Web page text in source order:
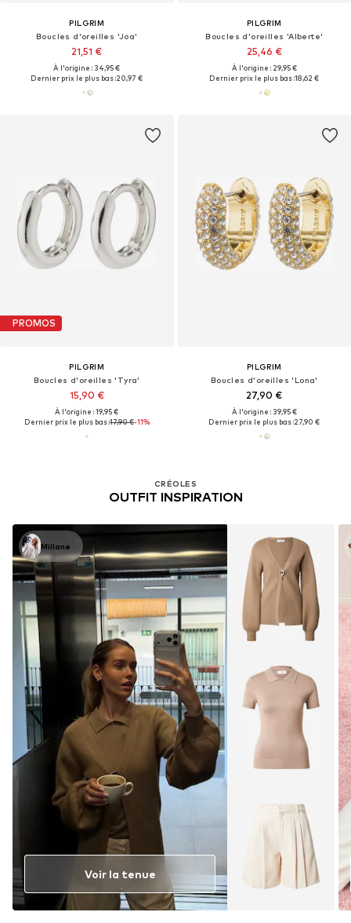
PILGRIM
Boucles d'oreilles 'Joa'
21,51 €
À l'origine : 34,95 €
Dernier prix le plus bas :20,97 €
PILGRIM
Boucles d'oreilles 'Alberte'
25,46 €
À l'origine : 29,95 €
Dernier prix le plus bas :18,62 €
PROMOS
PILGRIM
Boucles d'oreilles 'Tyra'
15,90 €
À l'origine : 19,95 €
Dernier prix le plus bas :17,90 €-11%
PILGRIM
Boucles d'oreilles 'Lona'
27,90 €
À l'origine : 39,95 €
Dernier prix le plus bas :27,90 €
CRÉOLES
OUTFIT INSPIRATION
Millane
Voir la tenue